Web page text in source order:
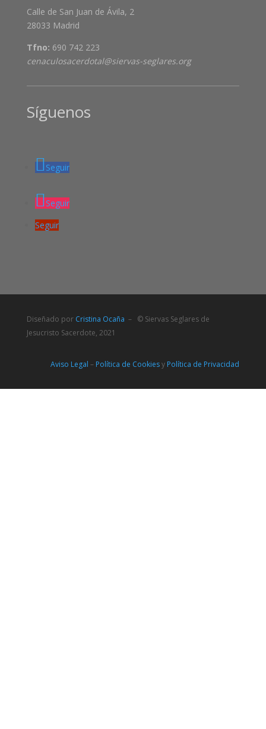
Calle de San Juan de Ávila, 2
28033 Madrid
Tfno: 690 742 223
cenaculosacerdotal@siervas-seglares.org
Síguenos
Seguir
Seguir
Seguir
Diseñado por Cristina Ocaña – © Siervas Seglares de
Jesucristo Sacerdote, 2021
Aviso Legal – Política de Cookiesy Política de Privacidad